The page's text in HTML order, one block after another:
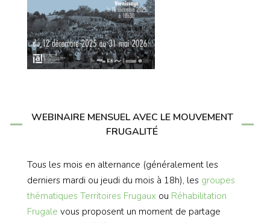
WEBINAIRE MENSUEL AVEC LE MOUVEMENT
FRUGALITÉ
Tous les mois en alternance (généralement les
derniers mardi ou jeudi du mois à 18h), les groupes
thématiques Territoires Frugaux ou Réhabilitation
Frugale vous proposent un moment de partage